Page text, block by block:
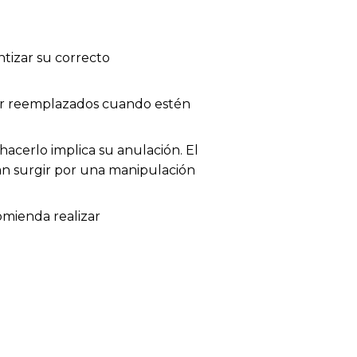
su correcto
reemplazados cuando estén
implica su anulación. El
surgir por una manipulación
realizar